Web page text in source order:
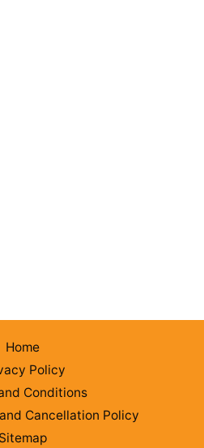
Home
Policy
Conditions
Cancellation Policy
Sitemap